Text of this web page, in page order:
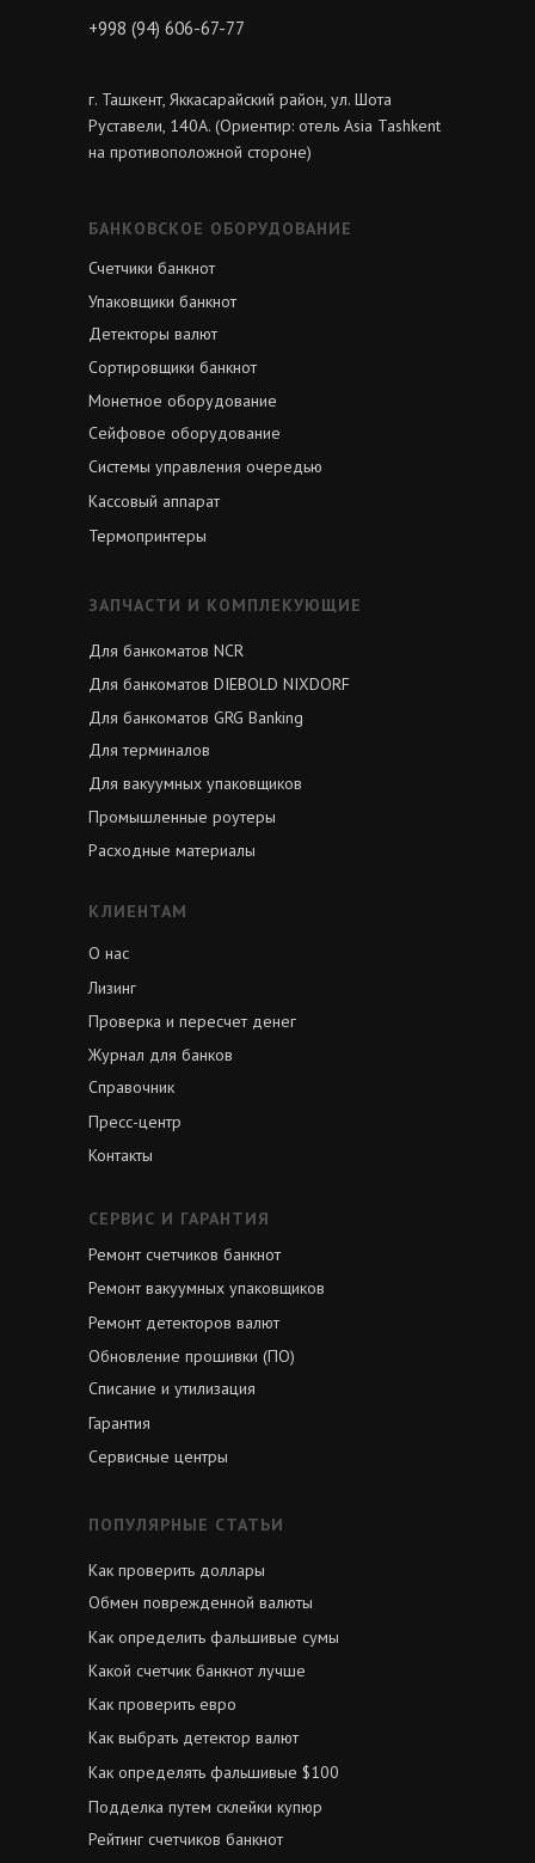
БАНКОВСКОЕ ОБОРУДОВАНИЕ
Счетчики банкнот
КЛИЕНТАМ
О нас
ПОПУЛЯРНЫЕ СТАТЬИ
Как проверить доллары
СЕРВИС И ГАРАНТИЯ
ЗАПЧАСТИ И КОМПЛЕКУЮЩИЕ
Для банкоматов NCR
г. Ташкент, Яккасарайский район, ул. Шота
Руставели, 140А. (Ориентир: отель Asia Tashkent
на противоположной стороне)
+998 (94) 606-67-77
Детекторы валют
Упаковщики банкнот
Сортировщики банкнот
Монетное оборудование
Сейфовое оборудование
Лизинг
Ремонт счетчиков банкнот
Журнал для банков
Справочник
Пресс-центр
Для терминалов
Для банкоматов DIEBOLD NIXDORF
Для банкоматов GRG Banking
Расходные материалы
Обмен поврежденной валюты
Как определить фальшивые сумы
Какой счетчик банкнот лучше
Как проверить евро
Как выбрать детектор валют
Как определять фальшивые $100
Подделка путем склейки купюр
Рейтинг счетчиков банкнот
Контакты
Ремонт вакуумных упаковщиков
Ремонт детекторов валют
Обновление прошивки (ПО)
Списание и утилизация
Гарантия
Проверка и пересчет денег
Сервисные центры
Для вакуумных упаковщиков
Промышленные роутеры
Системы управления очередью
Кассовый аппарат
Термопринтеры